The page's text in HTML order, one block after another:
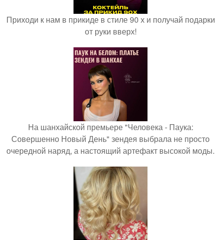
Приходи к нам в прикиде в стиле 90 х и получай подарки
от руки вверх!
На шанхайской премьере "Человека - Паука:
Совершенно Новый День" зендея выбрала не просто
очередной наряд, а настоящий артефакт высокой моды.